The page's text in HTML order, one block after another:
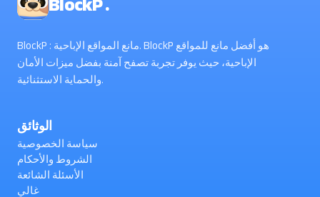
BlockP : مانع المواقع الإباحية. BlockP هو أفضل مانع للمواقع
الإباحية، حيث يوفر تجربة تصفح آمنة بفضل ميزات الأمان
والحماية الاستثنائية.
الوثائق
سياسة الخصوصية
الشروط والأحكام
الأسئلة الشائعة
غالي